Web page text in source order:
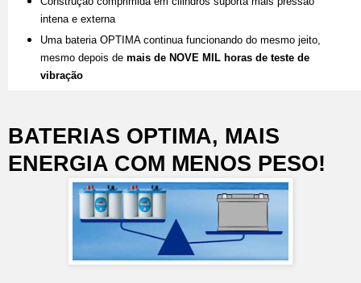
intena e externa
Uma bateria OPTIMA continua funcionando do mesmo jeito,
mesmo depois de mais de NOVE MIL horas de teste de
vibração
BATERIAS OPTIMA, MAIS
ENERGIA COM MENOS PESO!